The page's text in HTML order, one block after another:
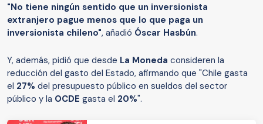
"No tiene ningún sentido que un inversionista
extranjero pague menos que lo que paga un
inversionista chileno", añadió Óscar Hasbún.
Y, además, pidió que desde La Moneda consideren la
reducción del gasto del Estado, afirmando que "Chile gasta
el 27% del presupuesto público en sueldos del sector
público y la OCDE gasta el 20%".